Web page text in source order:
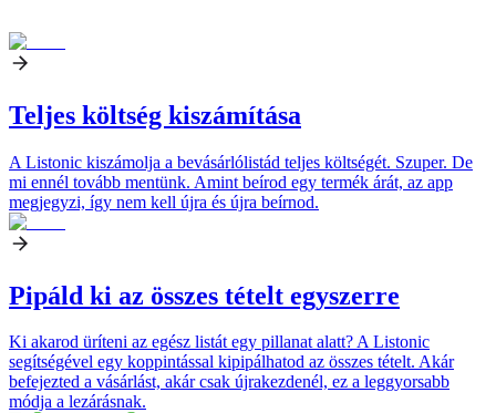
Teljes költség kiszámítása
A Listonic kiszámolja a bevásárlólistád teljes költségét. Szuper. De
mi ennél tovább mentünk. Amint beírod egy termék árát, az app
megjegyzi, így nem kell újra és újra beírnod.
Pipáld ki az összes tételt egyszerre
Ki akarod üríteni az egész listát egy pillanat alatt? A Listonic
segítségével egy koppintással kipipálhatod az összes tételt. Akár
befejezted a vásárlást, akár csak újrakezdenél, ez a leggyorsabb
módja a lezárásnak.